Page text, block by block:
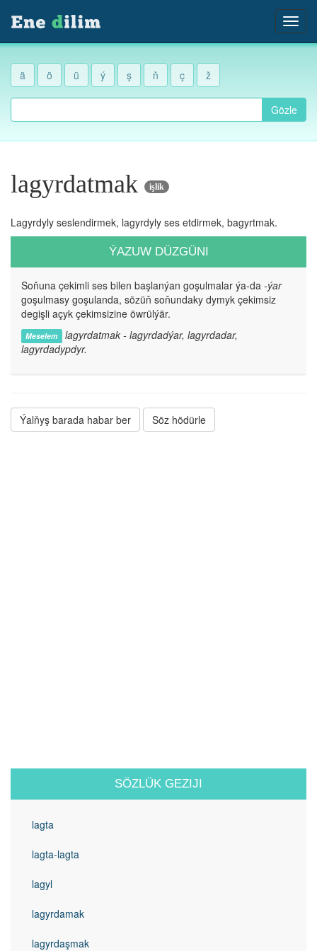
ä ö ü ý ş ň ç ž
Gözle
lagyrdatmak işlik
Lagyrdyly seslendirmek, lagyrdyly ses etdirmek, bagyrtmak.
ÝAZUW DÜZGÜNI
Soňuna çekimli ses bilen başlanýan goşulmalar ýa-da -ýar
goşulmasy goşulanda, sözüň soňundaky dymyk çekimsiz
degişli açyk çekimsizine öwrülýär.
Meselem lagyrdatmak - lagyrdadýar, lagyrdadar,
lagyrdadypdyr.
Ýalňyş barada habar ber Söz hödürle
SÖZLÜK GEZIJI
lagta
lagta-lagta
lagyl
lagyrdamak
lagyrdaşmak